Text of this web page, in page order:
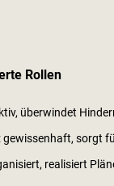
Rollen
überwindet
: gewissenhaft, sorgt
realisiert